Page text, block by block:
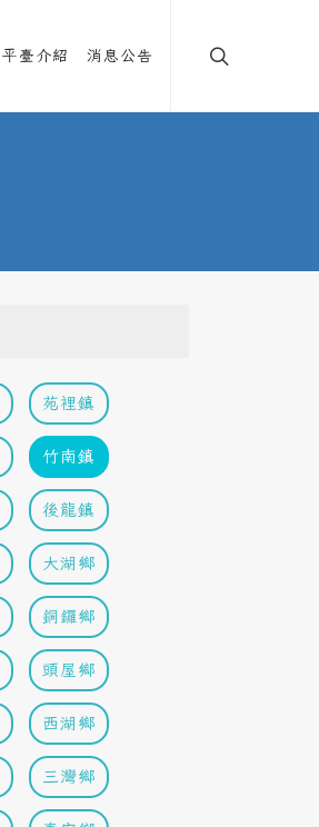
平臺介紹 消息公告
苑裡鎮
竹南鎮
後龍鎮
大湖鄉
銅鑼鄉
頭屋鄉
西湖鄉
三灣鄉